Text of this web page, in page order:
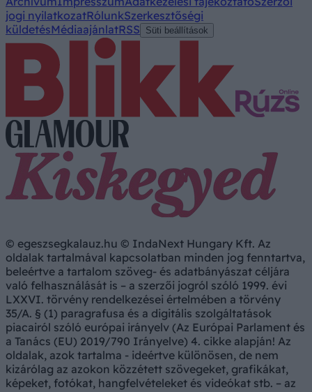
jogi nyilatkozatRólunkSzerkesztőségi
küldetésMédiaajánlatRSS Süti beállítások
© egeszsegkalauz.hu © IndaNext Hungary Kft. Az
oldalak tartalmával kapcsolatban minden jog fenntartva,
beleértve a tartalom szöveg- és adatbányászat céljára
való felhasználását is – a szerzői jogról szóló 1999. évi
LXXVI. törvény rendelkezései értelmében a törvény
35/A. § (1) paragrafusa és a digitális szolgáltatások
piacairól szóló európai irányelv (Az Európai Parlament és
a Tanács (EU) 2019/790 Irányelve) 4. cikke alapján! Az
oldalak, azok tartalma - ideértve különösen, de nem
kizárólag az azokon közzétett szövegeket, grafikákat,
képeket, fotókat, hangfelvételeket és videókat stb. – az